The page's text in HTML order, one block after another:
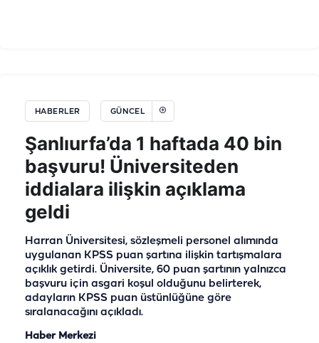
HABERLER GÜNCEL
Şanlıurfa’da 1 haftada 40 bin
başvuru! Üniversiteden
iddialara ilişkin açıklama
geldi
Harran Üniversitesi, sözleşmeli personel alımında
uygulanan KPSS puan şartına ilişkin tartışmalara
açıklık getirdi. Üniversite, 60 puan şartının yalnızca
başvuru için asgari koşul olduğunu belirterek,
adayların KPSS puan üstünlüğüne göre
sıralanacağını açıkladı.
Haber Merkezi